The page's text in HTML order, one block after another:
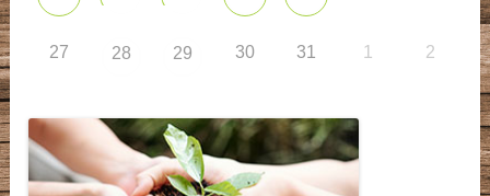
27 28 29 30 31 1 2